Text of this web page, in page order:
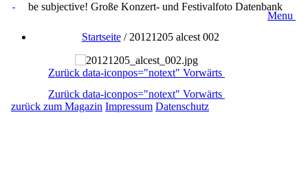
be subjective! Große Konzert- und Festivalfoto Datenbank
Menu
Startseite/ 20121205 alcest 002
Zurück data-iconpos="notext" Vorwärts
Zurück data-iconpos="notext" Vorwärts
zurück zum Magazin Impressum Datenschutz